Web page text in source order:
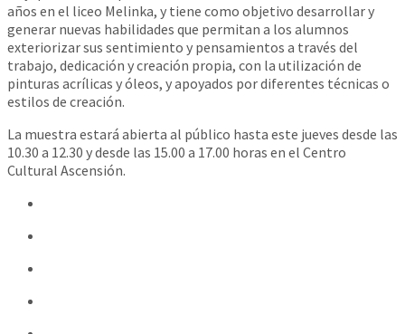
años en el liceo Melinka, y tiene como objetivo desarrollar y
generar nuevas habilidades que permitan a los alumnos
exteriorizar sus sentimiento y pensamientos a través del
trabajo, dedicación y creación propia, con la utilización de
pinturas acrílicas y óleos, y apoyados por diferentes técnicas o
estilos de creación.
La muestra estará abierta al público hasta este jueves desde las
10.30 a 12.30 y desde las 15.00 a 17.00 horas en el Centro
Cultural Ascensión.